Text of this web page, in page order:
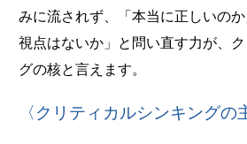
みに流されず、「本当に正しいの
視点はないか」と問い直す力が、
グの核と言えます。
〈クリティカルシンキングの